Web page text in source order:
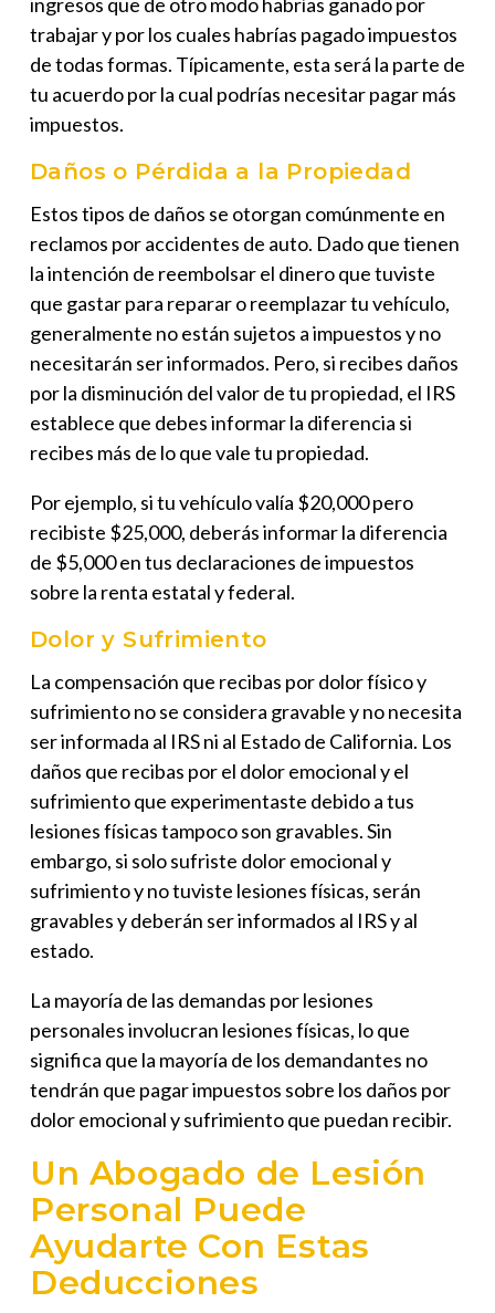
trabajar y por los cuales habrías pagado impuestos
de todas formas. Típicamente, esta será la parte de
tu acuerdo por la cual podrías necesitar pagar más
impuestos.
Daños o Pérdida a la Propiedad
Estos tipos de daños se otorgan comúnmente en
reclamos por accidentes de auto. Dado que tienen
la intención de reembolsar el dinero que tuviste
que gastar para reparar o reemplazar tu vehículo,
generalmente no están sujetos a impuestosyno
necesitarán ser informados. Pero, si recibes daños
por la disminución del valor de tu propiedad, el IRS
establece que debes informar la diferencia si
recibes más de lo que vale tu propiedad.
Por ejemplo, si tu vehículo valía $20,000 pero
recibiste $25,000, deberás informar la diferencia
de $5,000 en tus declaraciones de impuestos
sobre la renta estatal y federal.
Dolor y Sufrimiento
La compensación que recibas por dolor físico y
sufrimientono se considera gravableyno necesita
ser informada al IRS ni al Estado de California. Los
daños que recibas por el dolor emocional y el
sufrimiento que experimentaste debido a tus
lesiones físicastampoco son gravables. Sin
embargo, si solo sufriste dolor emocional y
sufrimiento y no tuviste lesiones físicas, serán
gravables y deberán ser informados al IRS y al
estado.
La mayoría de las demandas por lesiones
personales involucran lesiones físicas, lo que
significa que la mayoría de los demandantes no
tendrán que pagar impuestos sobre los daños por
dolor emocional y sufrimiento que puedan recibir.
Un Abogado de Lesión
Personal Puede
Ayudarte Con Estas
Deducciones